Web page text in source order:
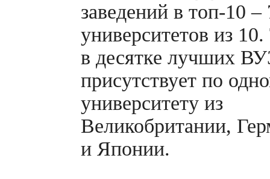
заведений в топ-10 –
университетов из
в десятке лучших
присутствует по
университету из
Великобритании,
и Японии.